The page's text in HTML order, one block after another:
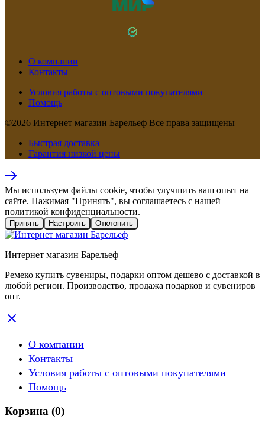
О компании
Контакты
Условия работы с оптовыми покупателями
Помощь
©2026 Интернет магазин Барельеф Все права защищены
Быстрая доставка
Гарантия низкой цены
Мы используем файлы cookie, чтобы улучшить ваш опыт на
сайте. Нажимая "Принять", вы соглашаетесь с нашей
политикой конфиденциальности.
Принять Настроить Отклонить
Интернет магазин Барельеф
Ремеко купить сувениры, подарки оптом дешево с доставкой в
любой регион. Производство, продажа подарков и сувениров
опт.
О компании
Контакты
Условия работы с оптовыми покупателями
Помощь
Корзина (0)